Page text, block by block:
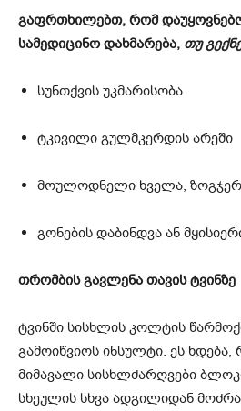
გაფრთხილებთ, რომ
სამედიცინო დახმარება, თუ
სუნთქვის უკმარისობა
ტკივილი გულმკერდის არეში
მოულოდნელი ხველა, ზოგჯერ
გონების დაბინდვა ან
თრომბის გავლენა თავის ტვინზე
ტვინში სისხლის კოლტის
გამოიწვიოს ინსულტი. ეს ხდება,
მიმავალი სისხლძარღვები
სხეულის სხვა ადგილიდან